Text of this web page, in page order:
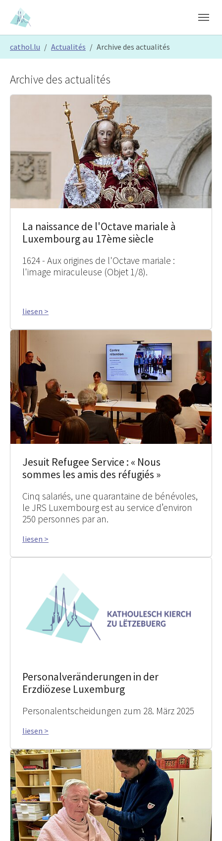
Skip to main content
Skip to page footer
cathol.lu Actualités Archive des actualités
Archive des actualités
La naissance de l'Octave mariale à
Luxembourg au 17ème siècle
1624 - Aux origines de l'Octave mariale :
l'image miraculeuse (Objet 1/8).
liesen >
Jesuit Refugee Service : « Nous
sommes les amis des réfugiés »
Cinq salariés, une quarantaine de bénévoles,
le JRS Luxembourg est au service d’environ
250 personnes par an.
liesen >
Personalveränderungen in der
Erzdiözese Luxemburg
Personalentscheidungen zum 28. März 2025
liesen >